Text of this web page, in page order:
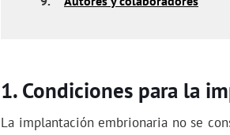
Condiciones para la
La implantación embrionaria no se